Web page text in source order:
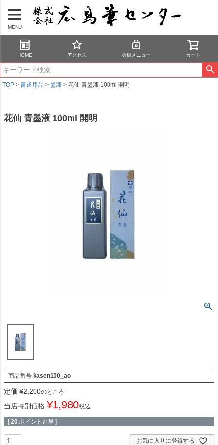
MENU
HOME アクセス 会員メニュー カート
TOP 書道用品 墨液 花仙 青墨液 100ml 開明
花仙 青墨液 100ml 開明
商品番号 kasen100_ao
定価 ¥2,200のところ
当店特別価格 ¥1,980税込
[ 20 ポイント進呈 ]
お気に入りに登録する